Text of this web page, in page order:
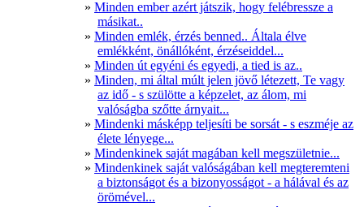
Minden ember azért játszik, hogy felébressze a
másikat..
Minden emlék, érzés benned.. Általa élve
emlékként, önállóként, érzéseiddel...
Minden út egyéni és egyedi, a tied is az..
Minden, mi által múlt jelen jövő létezett, Te vagy
az idő - s szülötte a képzelet, az álom, mi
valóságba szőtte árnyait...
Mindenki másképp teljesíti be sorsát - s eszméje az
élete lényege...
Mindenkinek saját magában kell megszületnie...
Mindenkinek saját valóságában kell megteremteni
a biztonságot és a bizonyosságot - a hálával és az
örömével...